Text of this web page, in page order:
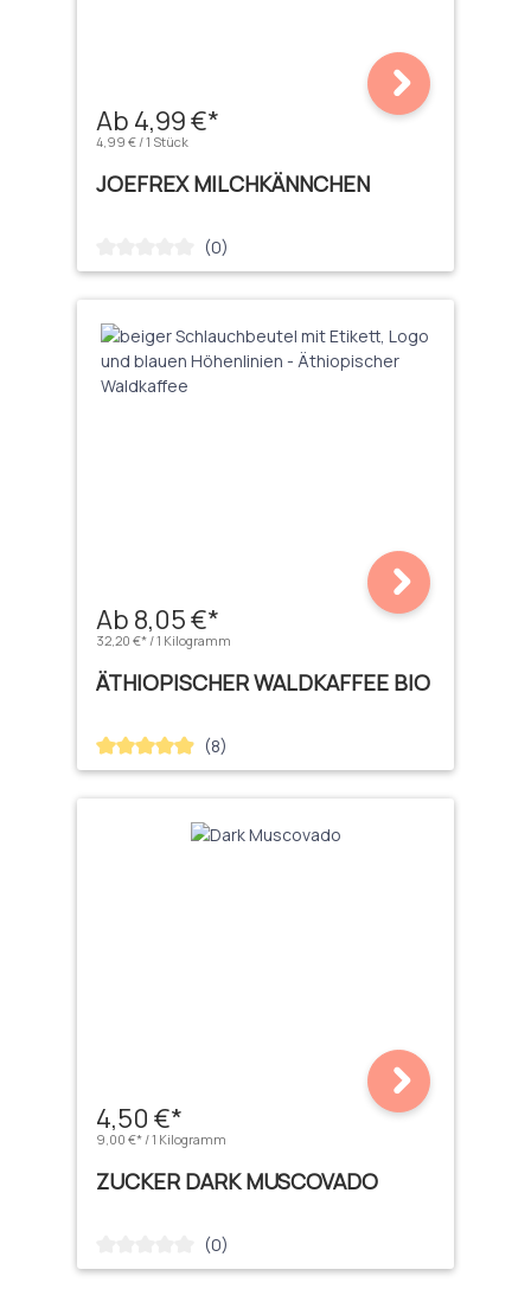
Ab 4,99 €*
4,99 € / 1 Stück
JOEFREX MILCHKÄNNCHEN
Durchschnittliche Bewertung von 0 von 5 Sternen
(0)
Ab 8,05 €*
32,20 €* / 1 Kilogramm
ÄTHIOPISCHER WALDKAFFEE BIO
Durchschnittliche Bewertung von 4.88 von 5 Sternen
(8)
4,50 €*
9,00 €* / 1 Kilogramm
ZUCKER DARK MUSCOVADO
Durchschnittliche Bewertung von 0 von 5 Sternen
(0)